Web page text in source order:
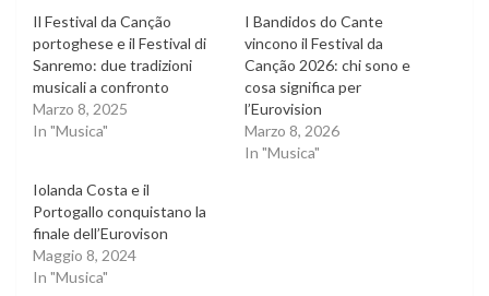
Il Festival da Canção
portoghese e il Festival di
Sanremo: due tradizioni
musicali a confronto
Marzo 8, 2025
In "Musica"
I Bandidos do Cante
vincono il Festival da
Canção 2026: chi sono e
cosa significa per
l’Eurovision
Marzo 8, 2026
In "Musica"
Iolanda Costa e il
Portogallo conquistano la
finale dell’Eurovison
Maggio 8, 2024
In "Musica"